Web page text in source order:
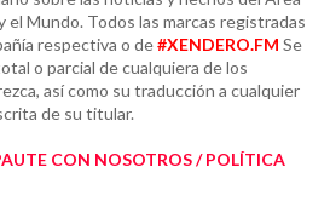
Mundo. Todos las marcas registradas
respectiva o de#XENDERO.FM Se
o parcial de cualquiera de los
así como su traducción a cualquier
de su titular.
CON NOSOTROS / POLÍTICA